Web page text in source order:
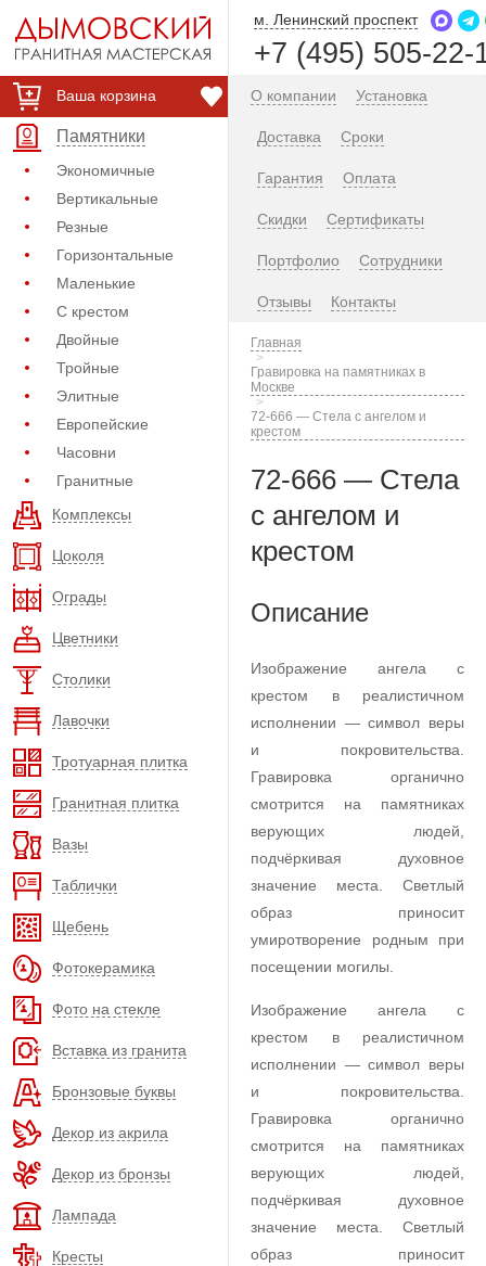
Ваша корзина
Памятники
Экономичные
Вертикальные
Резные
Горизонтальные
Маленькие
С крестом
Двойные
Тройные
Элитные
Европейские
Часовни
Гранитные
Комплексы
Цоколя
Ограды
Цветники
Столики
Лавочки
Тротуарная плитка
Гранитная плитка
Вазы
Таблички
Щебень
Фотокерамика
Фото на стекле
Вставка из гранита
Бронзовые буквы
Декор из акрила
Декор из бронзы
Лампада
Кресты
м. Ленинский проспект
+7 (495) 505-22-
О компании Установка
Доставка Сроки
Гарантия Оплата
Скидки Сертификаты
Портфолио Сотрудники
Отзывы Контакты
Главная
Гравировка на памятниках в
Москве
72-666 — Стела с ангелом и
крестом
72-666 — Стела
с ангелом и
крестом
Описание
Изображение ангела с
крестом в реалистичном
исполнении — символ веры
и покровительства.
Гравировка органично
смотрится на памятниках
верующих людей,
подчёркивая духовное
значение места. Светлый
образ приносит
умиротворение родным при
посещении могилы.
Изображение ангела с
крестом в реалистичном
исполнении — символ веры
и покровительства.
Гравировка органично
смотрится на памятниках
верующих людей,
подчёркивая духовное
значение места. Светлый
образ приносит